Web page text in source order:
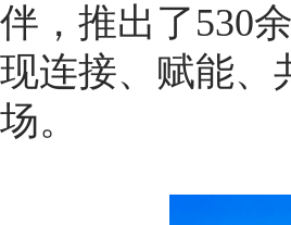
伴，推出了530
现连接、赋能、
场。